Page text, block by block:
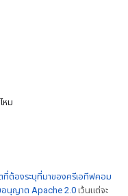
หม
ที่ต้องระบุที่มาของครีเอทีฟคอม
อนุญาต Apache 2.0เว้นแต่จะ